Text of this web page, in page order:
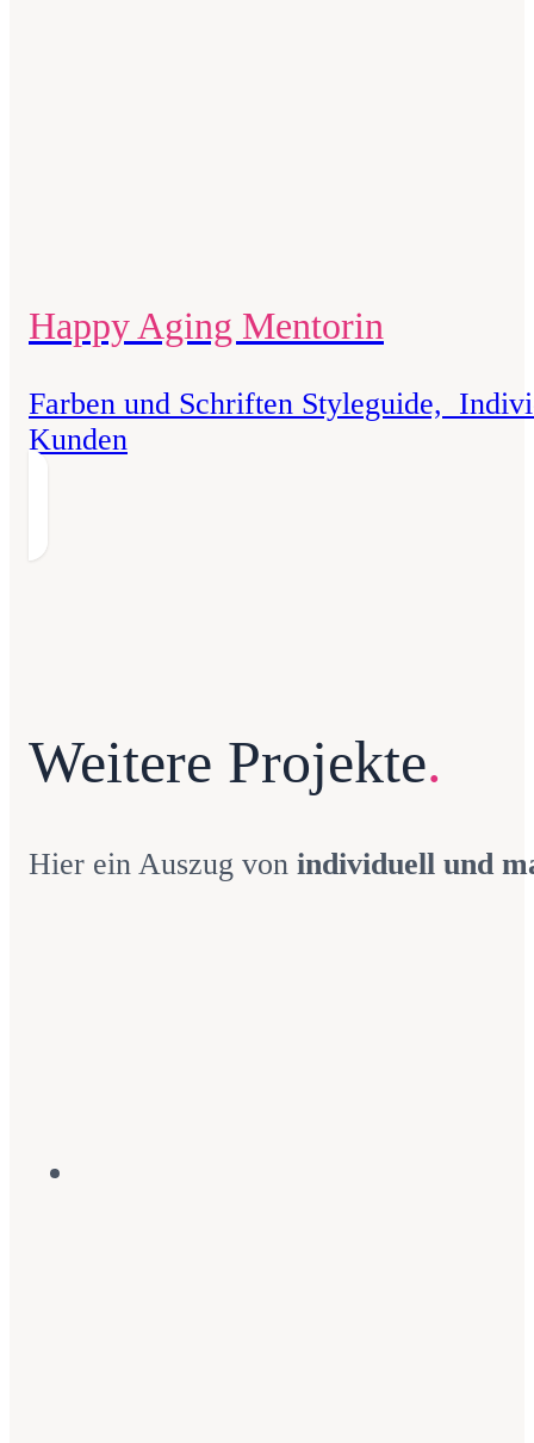
Happy Aging Mentorin
Farben und Schriften Styleguide,
Kunden
Weitere Projekte.
Hier ein Auszug von individuell und